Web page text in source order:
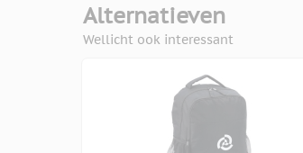
Alternatieven
Wellicht ook interessant